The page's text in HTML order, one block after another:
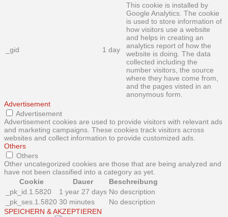
_gid 1 day
This cookie is installed by
Google Analytics. The cookie
is used to store information of
how visitors use a website
and helps in creating an
analytics report of how the
website is doing. The data
collected including the
number visitors, the source
where they have come from,
and the pages visted in an
anonymous form.
Advertisement
Advertisement
Advertisement cookies are used to provide visitors with relevant ads
and marketing campaigns. These cookies track visitors across
websites and collect information to provide customized ads.
Others
Others
Other uncategorized cookies are those that are being analyzed and
have not been classified into a category as yet.
Cookie
Dauer
Beschreibung
_pk_id.1.5820
1 year 27 days No description
_pk_ses.1.5820 30 minutes
No description
SPEICHERN & AKZEPTIEREN